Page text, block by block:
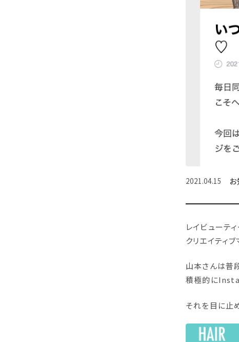
2021.04.15
レイビューテ
クリエイティ
山本さんは普
積極的に
それを目に止